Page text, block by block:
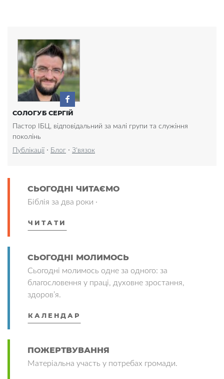
СОЛОГУБ СЕРГІЙ
Пастор ІБЦ, відповідальний за малі групи та служіння
поколінь
Публікації · Блог · З'вязок
СЬОГОДНІ ЧИТАЄМО
Біблія за два роки ·
ЧИТАТИ
СЬОГОДНІ МОЛИМОСЬ
Сьогодні молимось одне за одного: за
благословення у праці, духовне зростання,
здоров’я.
КАЛЕНДАР
ПОЖЕРТВУВАННЯ
Матеріальна участь у потребах громади.